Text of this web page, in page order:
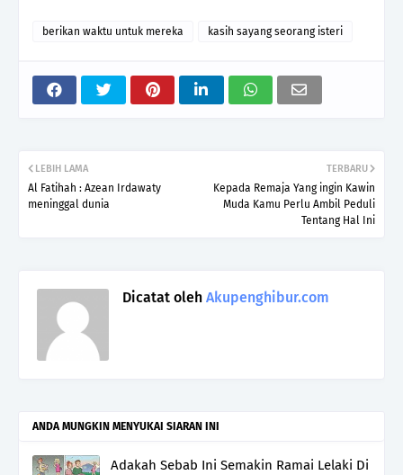
berikan waktu untuk mereka kasih sayang seorang isteri
TERBARU
Kepada Remaja Yang ingin Kawin
Muda Kamu Perlu Ambil Peduli
Tentang Hal Ini
LEBIH LAMA
Al Fatihah : Azean Irdawaty
meninggal dunia
Dicatat oleh Akupenghibur.com
ANDA MUNGKIN MENYUKAI SIARAN INI
Adakah Sebab Ini Semakin Ramai Lelaki Di